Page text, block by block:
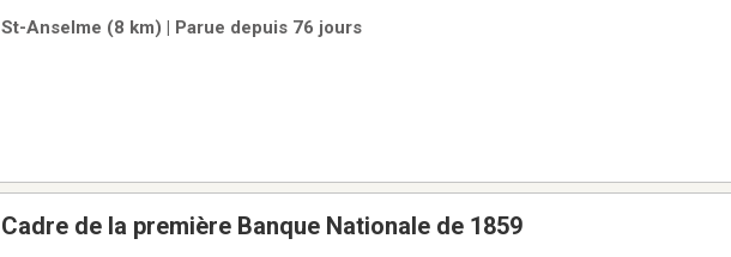
St-Anselme (8 km) | Parue depuis 76 jours
Cadre de la première Banque Nationale de 1859